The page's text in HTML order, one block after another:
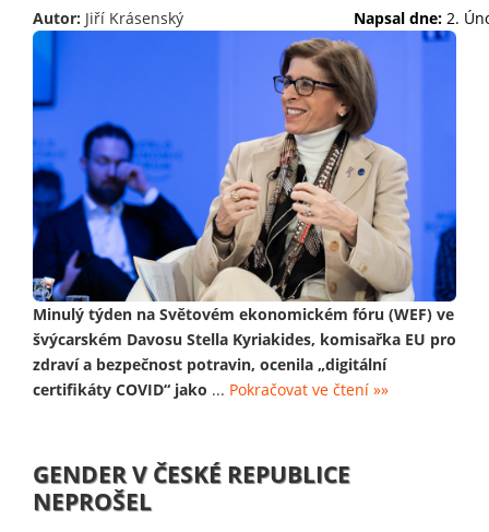
Autor: Jiří Krásenský Napsal dne: 2.
Minulý týden na Světovém ekonomickém fóru (WEF) ve
švýcarském Davosu Stella Kyriakides, komisařka EU pro
zdraví a bezpečnost potravin, ocenila „digitální
certifikáty COVID“ jako ... Pokračovat ve čtení »»
GENDER V ČESKÉ REPUBLICE
NEPROŠEL